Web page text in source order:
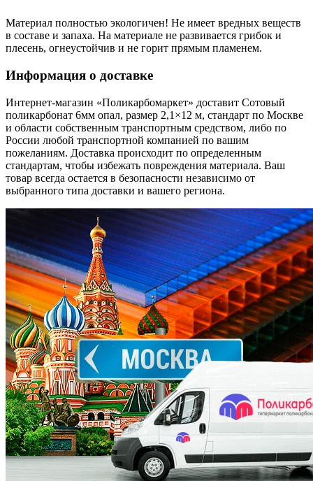
Материал полностью экологичен! Не имеет вредных веществ
в составе и запаха. На материале не развивается грибок и
плесень, огнеустойчив и не горит прямым пламенем.
Информация о доставке
Интернет-магазин «Поликарбомаркет» доставит Сотовый
поликарбонат 6мм опал, размер 2,1×12 м, стандарт по Москве
и области собственным транспортным средством, либо по
России любой транспортной компанией по вашим
пожеланиям. Доставка происходит по определенным
стандартам, чтобы избежать повреждения материала. Ваш
товар всегда остается в безопасности независимо от
выбранного типа доставки и вашего региона.